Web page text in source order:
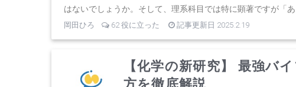
はないでしょうか。そして、理系科目では特に顕著ですが「あ
岡田ひろ 62 役に立った 記事更新日 2025.2.19
【化学の新研究】 最強バ
方を徹底解説